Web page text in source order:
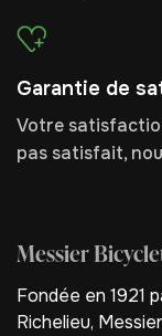
Garantie de
Votre
pas satisfait,
Messier
Fondée en 1921
Richelieu,